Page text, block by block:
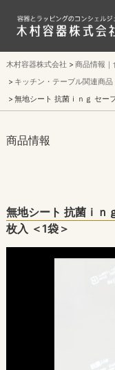
木村容器株式会社
商品情報
キッチン・テーブル関連商品
無地シート 抗菌ｉｎｇ セー
商品情報
無地シート 抗菌ｉｎ
枚入 ＜1袋＞